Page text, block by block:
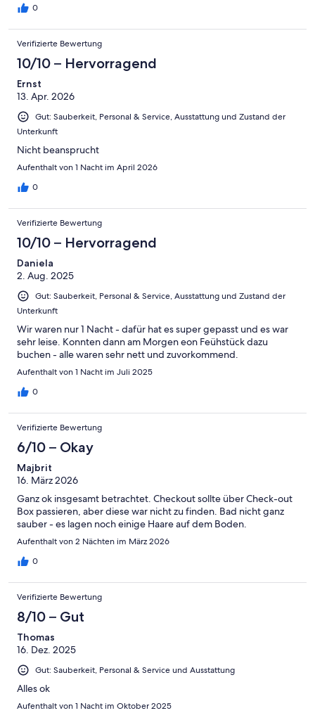
0
Verifizierte Bewertung
10/10 – Hervorragend
Ernst
13. Apr. 2026
Gut: Sauberkeit, Personal & Service, Ausstattung und Zustand der
Unterkunft
Nicht beansprucht
Aufenthalt von 1 Nacht im April 2026
0
Verifizierte Bewertung
10/10 – Hervorragend
Daniela
2. Aug. 2025
Gut: Sauberkeit, Personal & Service, Ausstattung und Zustand der
Unterkunft
Wir waren nur 1 Nacht - dafür hat es super gepasst und es war
sehr leise. Konnten dann am Morgen eon Feühstück dazu
buchen - alle waren sehr nett und zuvorkommend.
Aufenthalt von 1 Nacht im Juli 2025
0
Verifizierte Bewertung
6/10 – Okay
Majbrit
16. März 2026
Ganz ok insgesamt betrachtet. Checkout sollte über Check-out
Box passieren, aber diese war nicht zu finden. Bad nicht ganz
sauber - es lagen noch einige Haare auf dem Boden.
Aufenthalt von 2 Nächten im März 2026
0
Verifizierte Bewertung
8/10 – Gut
Thomas
16. Dez. 2025
Gut: Sauberkeit, Personal & Service und Ausstattung
Alles ok
Aufenthalt von 1 Nacht im Oktober 2025